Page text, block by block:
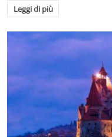
Leggi di più